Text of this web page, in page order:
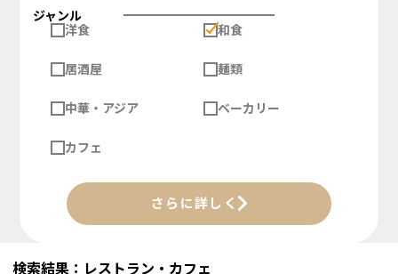
ジャンル
洋食
和食
居酒屋 麺類
中華・アジア ベーカリー
カフェ
さらに詳しく
検索結果：レストラン・カフェ